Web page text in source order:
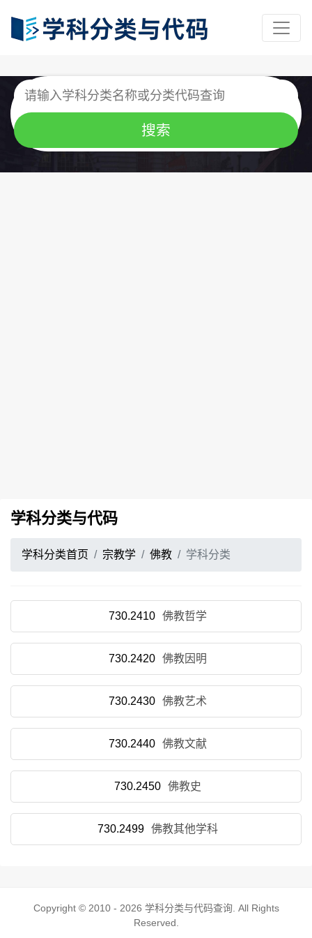
学科分类与代码
学科分类首页 宗教学 佛教 学科分类
730.2410 佛教哲学
730.2420 佛教因明
730.2430 佛教艺术
730.2440 佛教文献
730.2450 佛教史
730.2499 佛教其他学科
Copyright © 2010 - 2026 学科分类与代码查询 . All Rights
Reserved.